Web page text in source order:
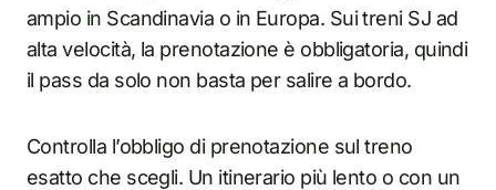
ampio in Scandinavia o in Europa. Sui treni SJ ad
alta velocità, la prenotazione è obbligatoria, quindi
il pass da solo non basta per salire a bordo.
Controlla l’obbligo di prenotazione sul treno
esatto che scegli. Un itinerario più lento o con un